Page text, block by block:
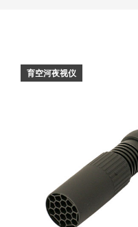
育空河夜视仪